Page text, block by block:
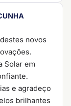
novos
Solar em
e agradeço
brilhantes